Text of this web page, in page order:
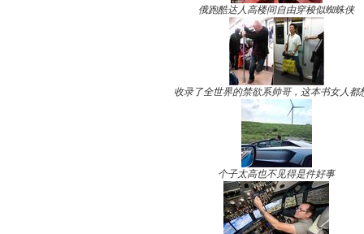
俄跑酷达人高楼间自由穿梭似蜘蛛侠
收录了全世界的禁欲系帅哥，这本书女人都
个子太高也不见得是件好事